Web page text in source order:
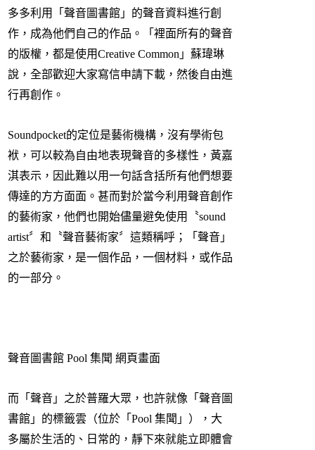
多多利用「聲音圖書館」的聲音資料進行創
作，成為他們自己的作品。「裡面所有的聲音
的版權，都是使用Creative Common」蘇瑋琳
說，全部歡迎大家寫信申請下載，然後自由進
行再創作。
Soundpocket的定位是藝術機構，沒有學術包
袱，可以較為自由地表現聲音的多樣性，黃嘉
淇表示，因此難以用一句話含括所有他們想要
傳達的方方面面。甚而對於當今利用聲音創作
的藝術家，他們也開始儘量避免使用〝sound
artist〞和〝聲音藝術家〞這類稱呼；「聲音」
之於藝術家，是一個作品，一個材料，或作品
的一部分。
聲音圖書館 Pool 集聞 網頁畫面
而「聲音」之於普羅大眾，也許就像「聲音圖
書館」的標籤雲（位於「Pool 集聞」），大
多屬於生活的、日常的，靜下來就能立即體會